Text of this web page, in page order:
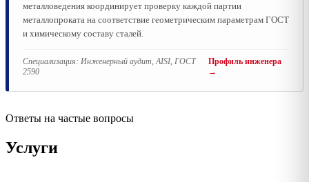
металловедения координирует проверку каждой партии
металлопроката на соответствие геометрическим параметрам ГОСТ
и химическому составу сталей.
Специализация: Инженерный аудит, AISI, ГОСТ
2590
Профиль инженера
→
Ответы на частые вопросы
Услуги